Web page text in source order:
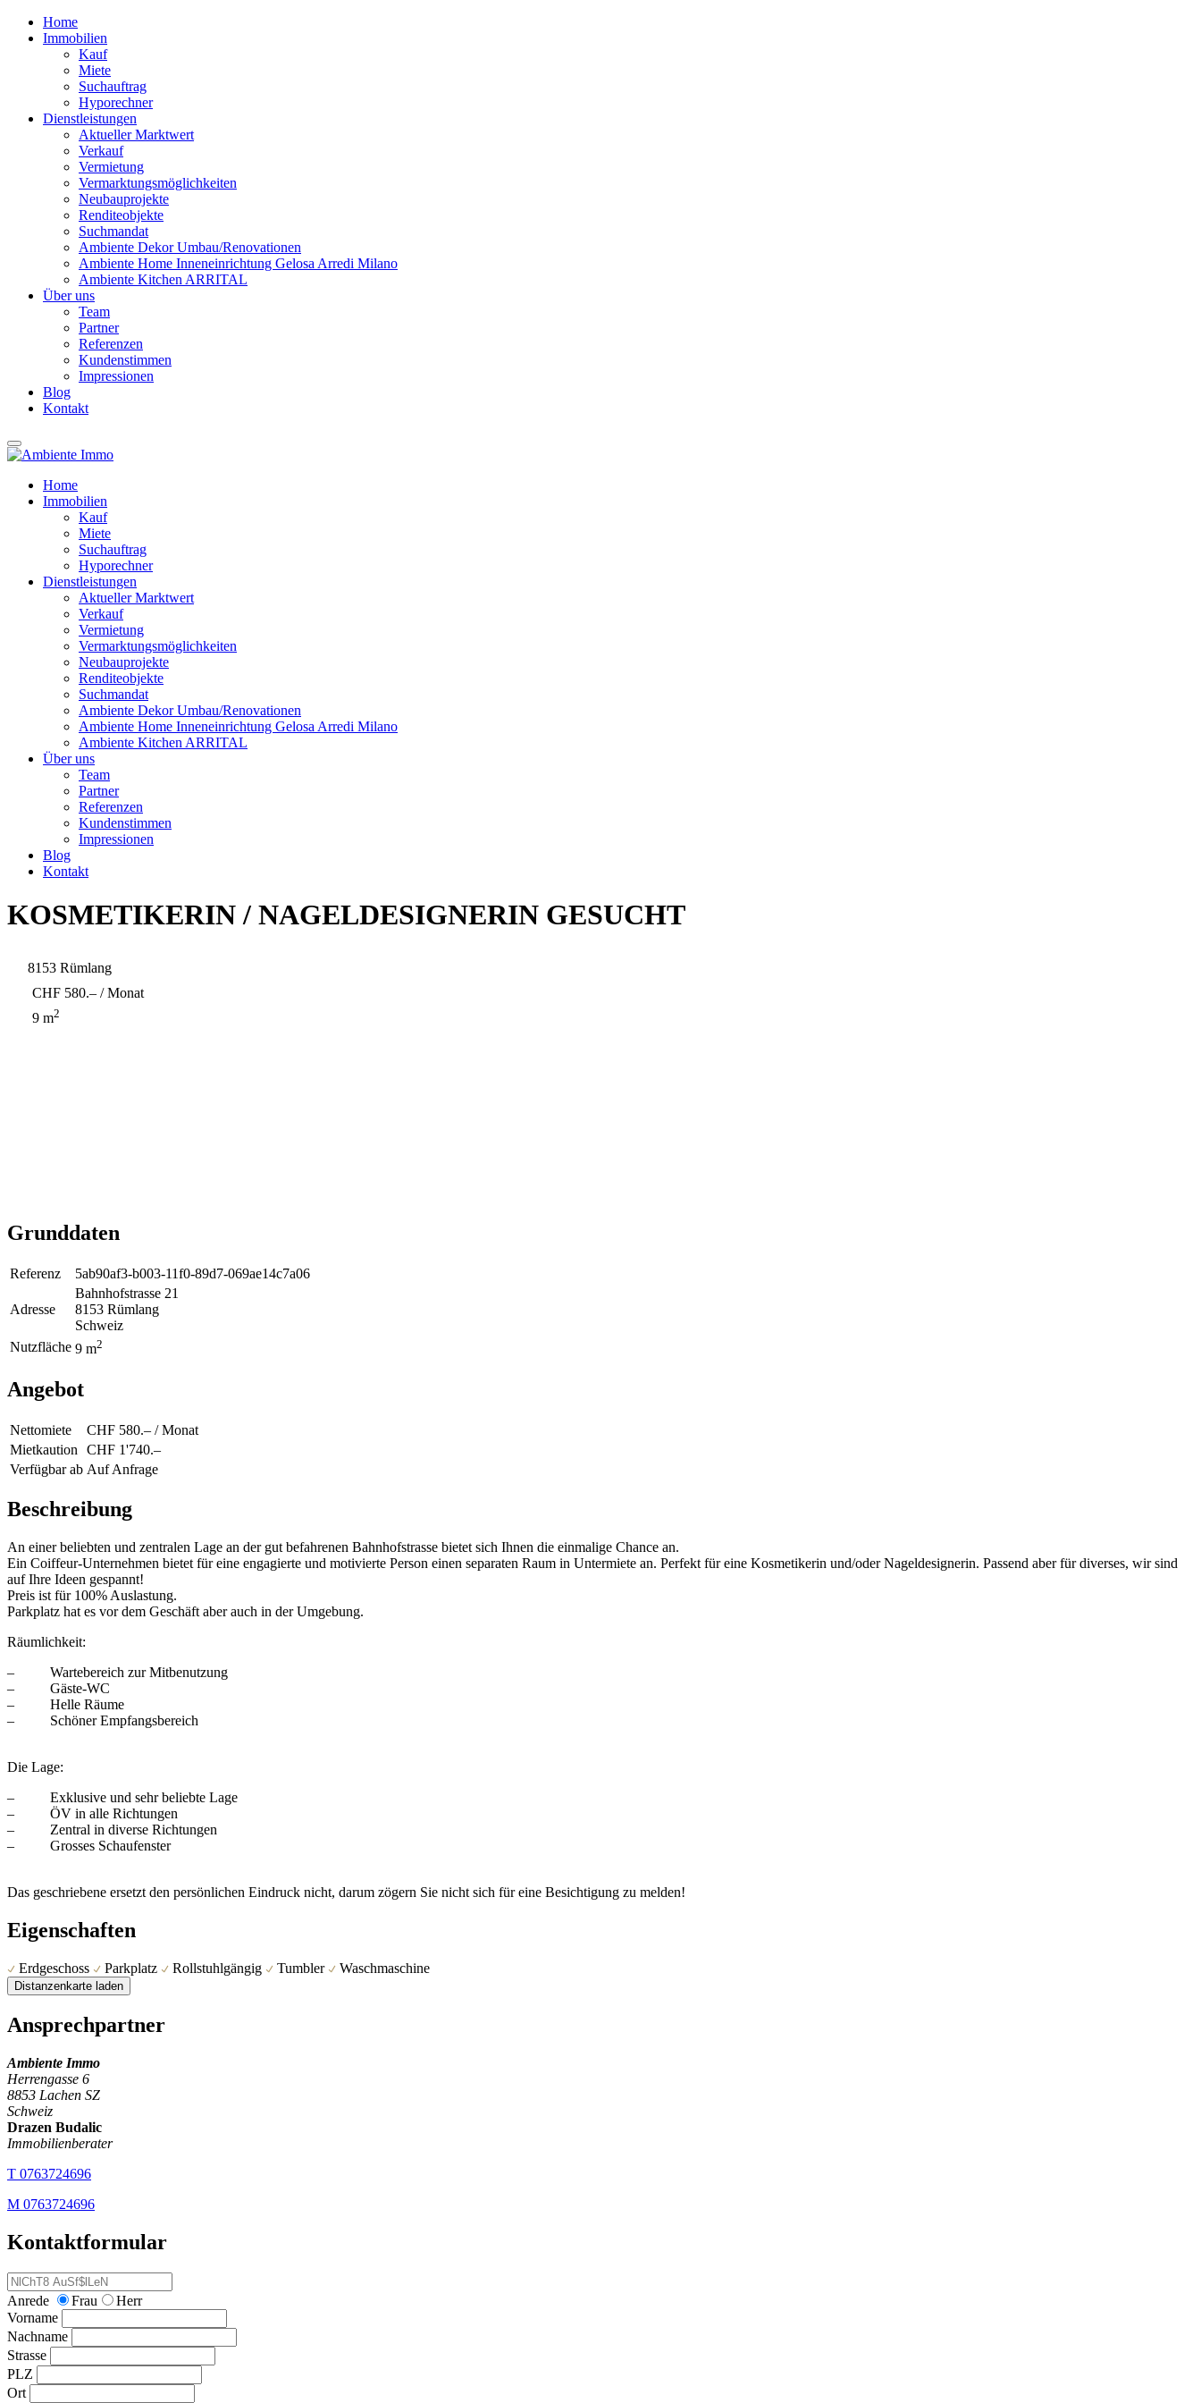
Home
Immobilien
Kauf
Miete
Suchauftrag
Hyporechner
Dienstleistungen
Aktueller Marktwert
Verkauf
Vermietung
Vermarktungsmöglichkeiten
Neubauprojekte
Renditeobjekte
Suchmandat
Ambiente Dekor Umbau/Renovationen
Ambiente Home Inneneinrichtung Gelosa Arredi Milano
Ambiente Kitchen ARRITAL
Über uns
Team
Partner
Referenzen
Kundenstimmen
Impressionen
Blog
Kontakt
Home
Immobilien
Kauf
Miete
Suchauftrag
Hyporechner
Dienstleistungen
Aktueller Marktwert
Verkauf
Vermietung
Vermarktungsmöglichkeiten
Neubauprojekte
Renditeobjekte
Suchmandat
Ambiente Dekor Umbau/Renovationen
Ambiente Home Inneneinrichtung Gelosa Arredi Milano
Ambiente Kitchen ARRITAL
Über uns
Team
Partner
Referenzen
Kundenstimmen
Impressionen
Blog
Kontakt
KOSMETIKERIN / NAGELDESIGNERIN GESUCHT
8153 Rümlang
CHF 580.– / Monat
9 m2
Grunddaten
Referenz 5ab90af3-b003-11f0-89d7-069ae14c7a06
Adresse
Bahnhofstrasse 21
8153 Rümlang
Schweiz
Nutzfläche 9 m2
Angebot
Nettomiete
CHF 580.– / Monat
Mietkaution
CHF 1'740.–
Verfügbar ab Auf Anfrage
Beschreibung
An einer beliebten und zentralen Lage an der gut befahrenen Bahnhofstrasse bietet sich Ihnen die einmalige Chance an.
Ein Coiffeur-Unternehmen bietet für eine engagierte und motivierte Person einen separaten Raum in Untermiete an. Perfekt für eine Kosmetikerin und/oder Nageldesignerin. Passend aber für diverses, wir sind
auf Ihre Ideen gespannt!
Preis ist für 100% Auslastung.
Parkplatz hat es vor dem Geschäft aber auch in der Umgebung.
Räumlichkeit:
– Wartebereich zur Mitbenutzung
– Gäste-WC
– Helle Räume
– Schöner Empfangsbereich
Die Lage:
– Exklusive und sehr beliebte Lage
– ÖV in alle Richtungen
– Zentral in diverse Richtungen
– Grosses Schaufenster
Das geschriebene ersetzt den persönlichen Eindruck nicht, darum zögern Sie nicht sich für eine Besichtigung zu melden!
Eigenschaften
Erdgeschoss Parkplatz Rollstuhlgängig Tumbler Waschmaschine
Distanzenkarte laden
Ansprechpartner
Ambiente Immo
Herrengasse 6
8853 Lachen SZ
Schweiz
Drazen Budalic
Immobilienberater
T 0763724696
M 0763724696
Kontaktformular
Anrede Frau
Herr
Vorname
Nachname
Strasse
PLZ
Ort